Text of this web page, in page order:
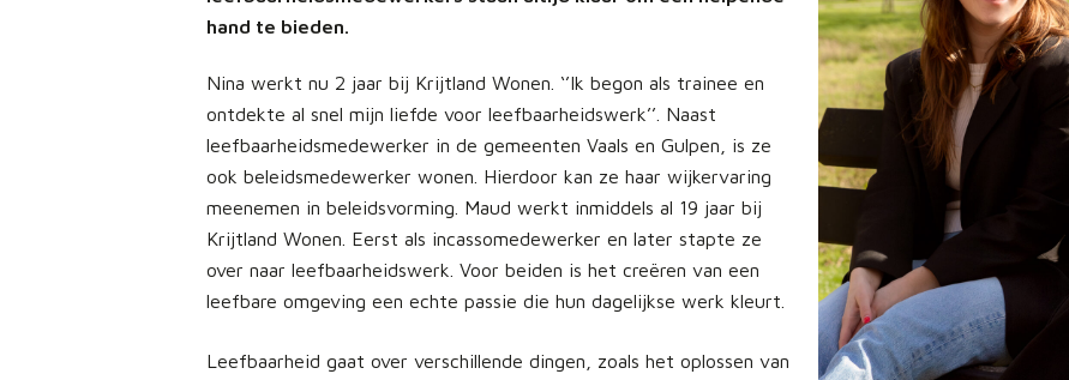
hand te bieden.
Nina werkt nu 2 jaar bij Krijtland Wonen. ‘’Ik begon als trainee en
ontdekte al snel mijn liefde voor leefbaarheidswerk’’. Naast
leefbaarheidsmedewerker in de gemeenten Vaals en Gulpen, is ze
ook beleidsmedewerker wonen. Hierdoor kan ze haar wijkervaring
meenemen in beleidsvorming. Maud werkt inmiddels al 19 jaar bij
Krijtland Wonen. Eerst als incassomedewerker en later stapte ze
over naar leefbaarheidswerk. Voor beiden is het creëren van een
leefbare omgeving een echte passie die hun dagelijkse werk kleurt.
Leefbaarheid gaat over verschillende dingen, zoals het oplossen van